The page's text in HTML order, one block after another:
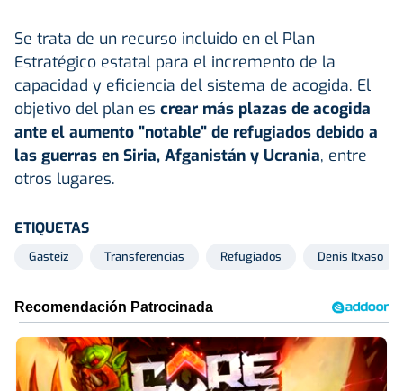
Se trata de un recurso incluido en el Plan
Estratégico estatal para el incremento de la
capacidad y eficiencia del sistema de acogida. El
objetivo del plan es crear más plazas de acogida
ante el aumento "notable" de refugiados debido a
las guerras en Siria, Afganistán y Ucrania, entre
otros lugares.
ETIQUETAS
Gasteiz Transferencias Refugiados Denis Itxaso